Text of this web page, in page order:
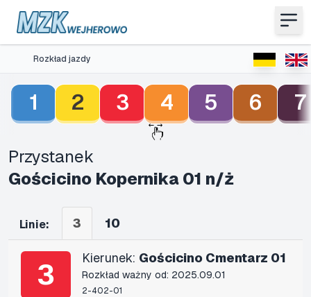
Rozkład jazdy
1 2 3 4 5 6 7
Przystanek
Gościcino Kopernika 01 n/ż
Linie: 3 10
3 Kierunek: Gościcino Cmentarz 01
Rozkład ważny od: 2025.09.01
2-402-01